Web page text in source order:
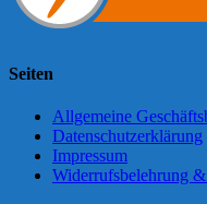
Seiten
Allgemeine
Datenschutzerklärung
Impressum
Widerrufsbelehrung